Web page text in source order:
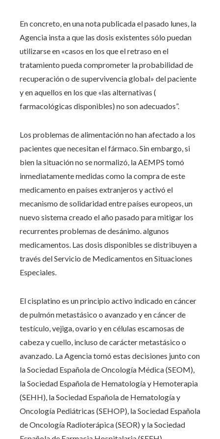
En concreto, en una nota publicada el pasado lunes, la
Agencia insta a que las dosis existentes sólo puedan
utilizarse en «casos en los que el retraso en el
tratamiento pueda comprometer la probabilidad de
recuperación o de supervivencia global» del paciente
y en aquellos en los que «las alternativas (
farmacológicas disponibles) no son adecuados”.
Los problemas de alimentación no han afectado a los
pacientes que necesitan el fármaco. Sin embargo, si
bien la situación no se normalizó, la AEMPS tomó
inmediatamente medidas como la compra de este
medicamento en países extranjeros y activó el
mecanismo de solidaridad entre países europeos, un
nuevo sistema creado el año pasado para mitigar los
recurrentes problemas de desánimo. algunos
medicamentos. Las dosis disponibles se distribuyen a
través del Servicio de Medicamentos en Situaciones
Especiales.
El cisplatino es un principio activo indicado en cáncer
de pulmón metastásico o avanzado y en cáncer de
testículo, vejiga, ovario y en células escamosas de
cabeza y cuello, incluso de carácter metastásico o
avanzado. La Agencia tomó estas decisiones junto con
la Sociedad Española de Oncología Médica (SEOM),
la Sociedad Española de Hematología y Hemoterapia
(SEHH), la Sociedad Española de Hematología y
Oncología Pediátricas (SEHOP), la Sociedad Española
de Oncología Radioterápica (SEOR) y la Sociedad